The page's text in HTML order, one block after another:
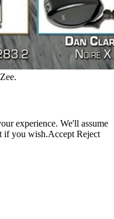
experience. We'll assume
if you wish.Accept Reject